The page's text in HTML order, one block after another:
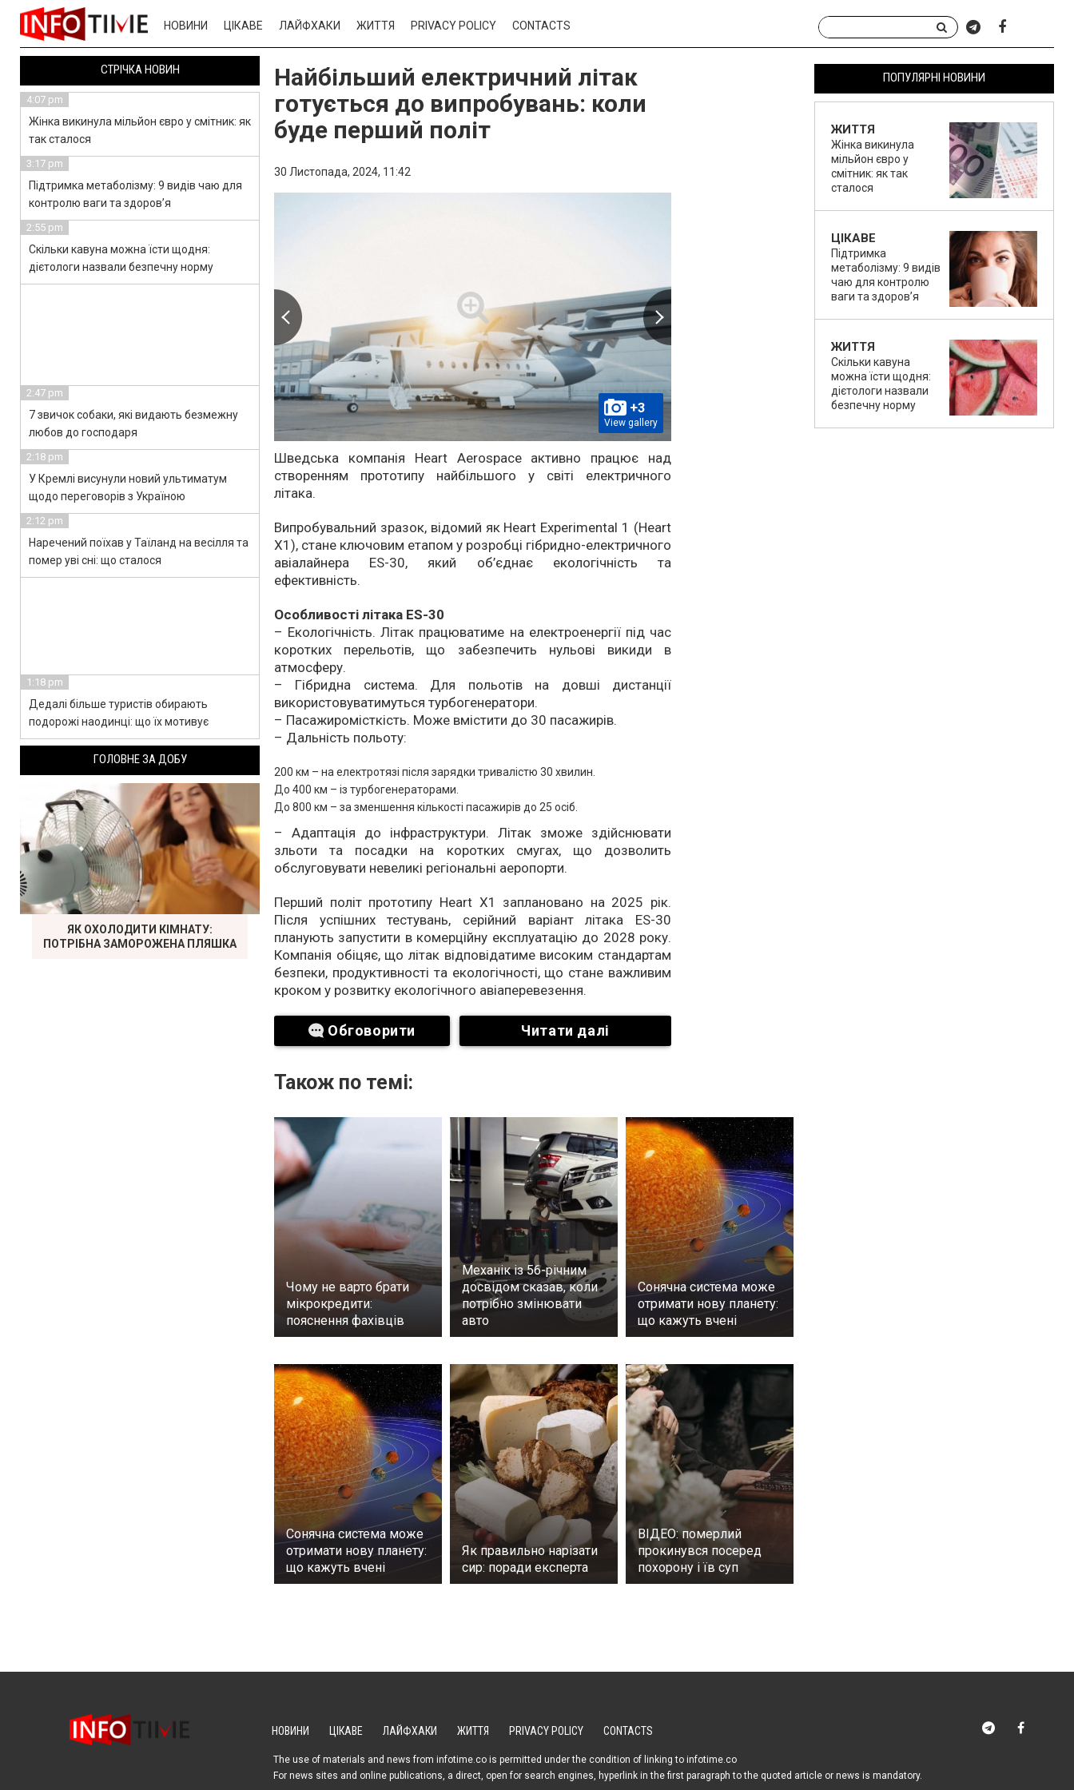
НОВИНИ ЦІКАВЕ ЛАЙФХАКИ ЖИТТЯ PRIVACY POLICY CONTACTS
Найбільший електричний літак
готується до випробувань: коли
буде перший політ
30 Листопада, 2024, 11:42
+3
View gallery
Шведська компанія Heart Aerospace активно працює над
створенням прототипу найбільшого у світі електричного
літака.
Випробувальний зразок, відомий як Heart Experimental 1 (Heart
X1), стане ключовим етапом у розробці гібридно-електричного
авіалайнера ES-30, який об’єднає екологічність та
ефективність.
Особливості літака ES-30
– Екологічність. Літак працюватиме на електроенергії під час
коротких перельотів, що забезпечить нульові викиди в
атмосферу.
– Гібридна система. Для польотів на довші дистанції
використовуватимуться турбогенератори.
– Пасажиромісткість. Може вмістити до 30 пасажирів.
– Дальність польоту:
200 км – на електротязі після зарядки тривалістю 30 хвилин.
До 400 км – із турбогенераторами.
До 800 км – за зменшення кількості пасажирів до 25 осіб.
– Адаптація до інфраструктури. Літак зможе здійснювати
зльоти та посадки на коротких смугах, що дозволить
обслуговувати невеликі регіональні аеропорти.
Перший політ прототипу Heart X1 заплановано на 2025 рік.
Після успішних тестувань, серійний варіант літака ES-30
планують запустити в комерційну експлуатацію до 2028 року.
Компанія обіцяє, що літак відповідатиме високим стандартам
безпеки, продуктивності та екологічності, що стане важливим
кроком у розвитку екологічного авіаперевезення.
Обговорити Читати далі
Також по темі:
Чому не варто брати
мікрокредити:
пояснення фахівців
Механік із 56-річним
досвідом сказав, коли
потрібно змінювати
авто
Сонячна система може
отримати нову планету:
що кажуть вчені
Сонячна система може
отримати нову планету:
що кажуть вчені
Як правильно нарізати
сир: поради експерта
ВІДЕО: померлий
прокинувся посеред
похорону і їв суп
ПОПУЛЯРНІ НОВИНИ
ЖИТТЯ
Жінка викинула
мільйон євро у
смітник: як так
сталося
ЦІКАВЕ
Підтримка
метаболізму: 9 видів
чаю для контролю
ваги та здоров’я
ЖИТТЯ
Скільки кавуна
можна їсти щодня:
дієтологи назвали
безпечну норму
СТРІЧКА НОВИН
4:07 pm
Жінка викинула мільйон євро у смітник: як
так сталося
3:17 pm
Підтримка метаболізму: 9 видів чаю для
контролю ваги та здоров’я
2:55 pm
Скільки кавуна можна їсти щодня:
дієтологи назвали безпечну норму
2:47 pm
7 звичок собаки, які видають безмежну
любов до господаря
2:18 pm
У Кремлі висунули новий ультиматум
щодо переговорів з Україною
2:12 pm
Наречений поїхав у Таїланд на весілля та
помер уві сні: що сталося
1:18 pm
Дедалі більше туристів обирають
подорожі наодинці: що їх мотивує
ГОЛОВНЕ ЗА ДОБУ
ЯК ОХОЛОДИТИ КІМНАТУ:
ПОТРІБНА ЗАМОРОЖЕНА ПЛЯШКА
НОВИНИ ЦІКАВЕ ЛАЙФХАКИ ЖИТТЯ PRIVACY POLICY CONTACTS
The use of materials and news from infotime.co is permitted under the condition of linking to infotime.co
For news sites and online publications, a direct, open for search engines, hyperlink in the first paragraph to the quoted article or news is mandatory.